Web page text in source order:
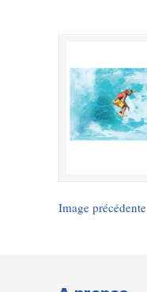
Image précédente